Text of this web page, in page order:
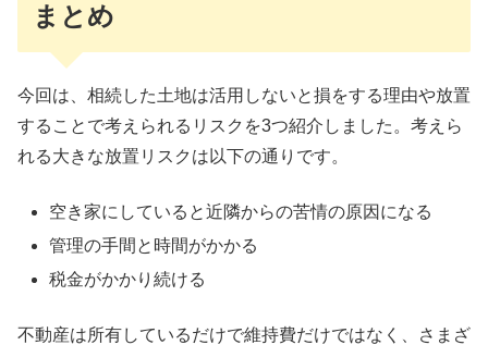
まとめ
今回は、相続した土地は活用しないと損をする理由や放置
することで考えられるリスクを3つ紹介しました。考えら
れる大きな放置リスクは以下の通りです。
空き家にしていると近隣からの苦情の原因になる
管理の手間と時間がかかる
税金がかかり続ける
不動産は所有しているだけで維持費だけではなく、さまざ